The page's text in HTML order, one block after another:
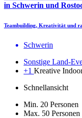
in Schwerin und
Teambuilding, Kreativität und
Schwerin
Sonstige Land-
+1 Kreative
Schnellansicht
Min. 20 Personen
Max. 50 Personen